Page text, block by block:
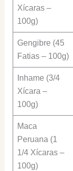
Xícaras –
100g)
Gengibre (45
Fatias – 100g)
Inhame (3/4
Xícara –
100g)
Maca
Peruana (1
1/4 Xícaras –
100g)